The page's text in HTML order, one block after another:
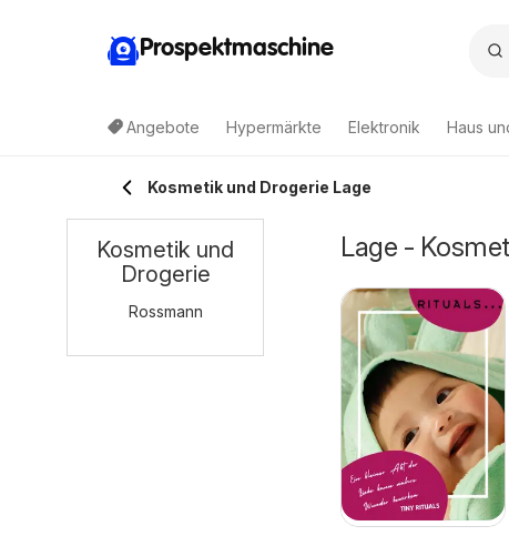
Prospektmaschine
Angebote Hypermärkte Elektronik Haus
Kosmetik und Drogerie Lage
Lage -
Kosmetik und
Drogerie
Rossmann